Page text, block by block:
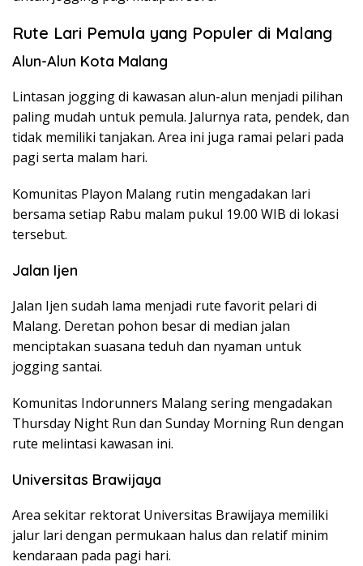
Rute Lari Pemula yang Populer di Malang
Alun-Alun Kota Malang
Lintasan jogging di kawasan alun-alun menjadi pilihan
paling mudah untuk pemula. Jalurnya rata, pendek, dan
tidak memiliki tanjakan. Area ini juga ramai pelari pada
pagi serta malam hari.
Komunitas Playon Malang rutin mengadakan lari
bersama setiap Rabu malam pukul 19.00 WIB di lokasi
tersebut.
Jalan Ijen
Jalan Ijen sudah lama menjadi rute favorit pelari di
Malang. Deretan pohon besar di median jalan
menciptakan suasana teduh dan nyaman untuk
jogging santai.
Komunitas Indorunners Malang sering mengadakan
Thursday Night Run dan Sunday Morning Run dengan
rute melintasi kawasan ini.
Universitas Brawijaya
Area sekitar rektorat Universitas Brawijaya memiliki
jalur lari dengan permukaan halus dan relatif minim
kendaraan pada pagi hari.